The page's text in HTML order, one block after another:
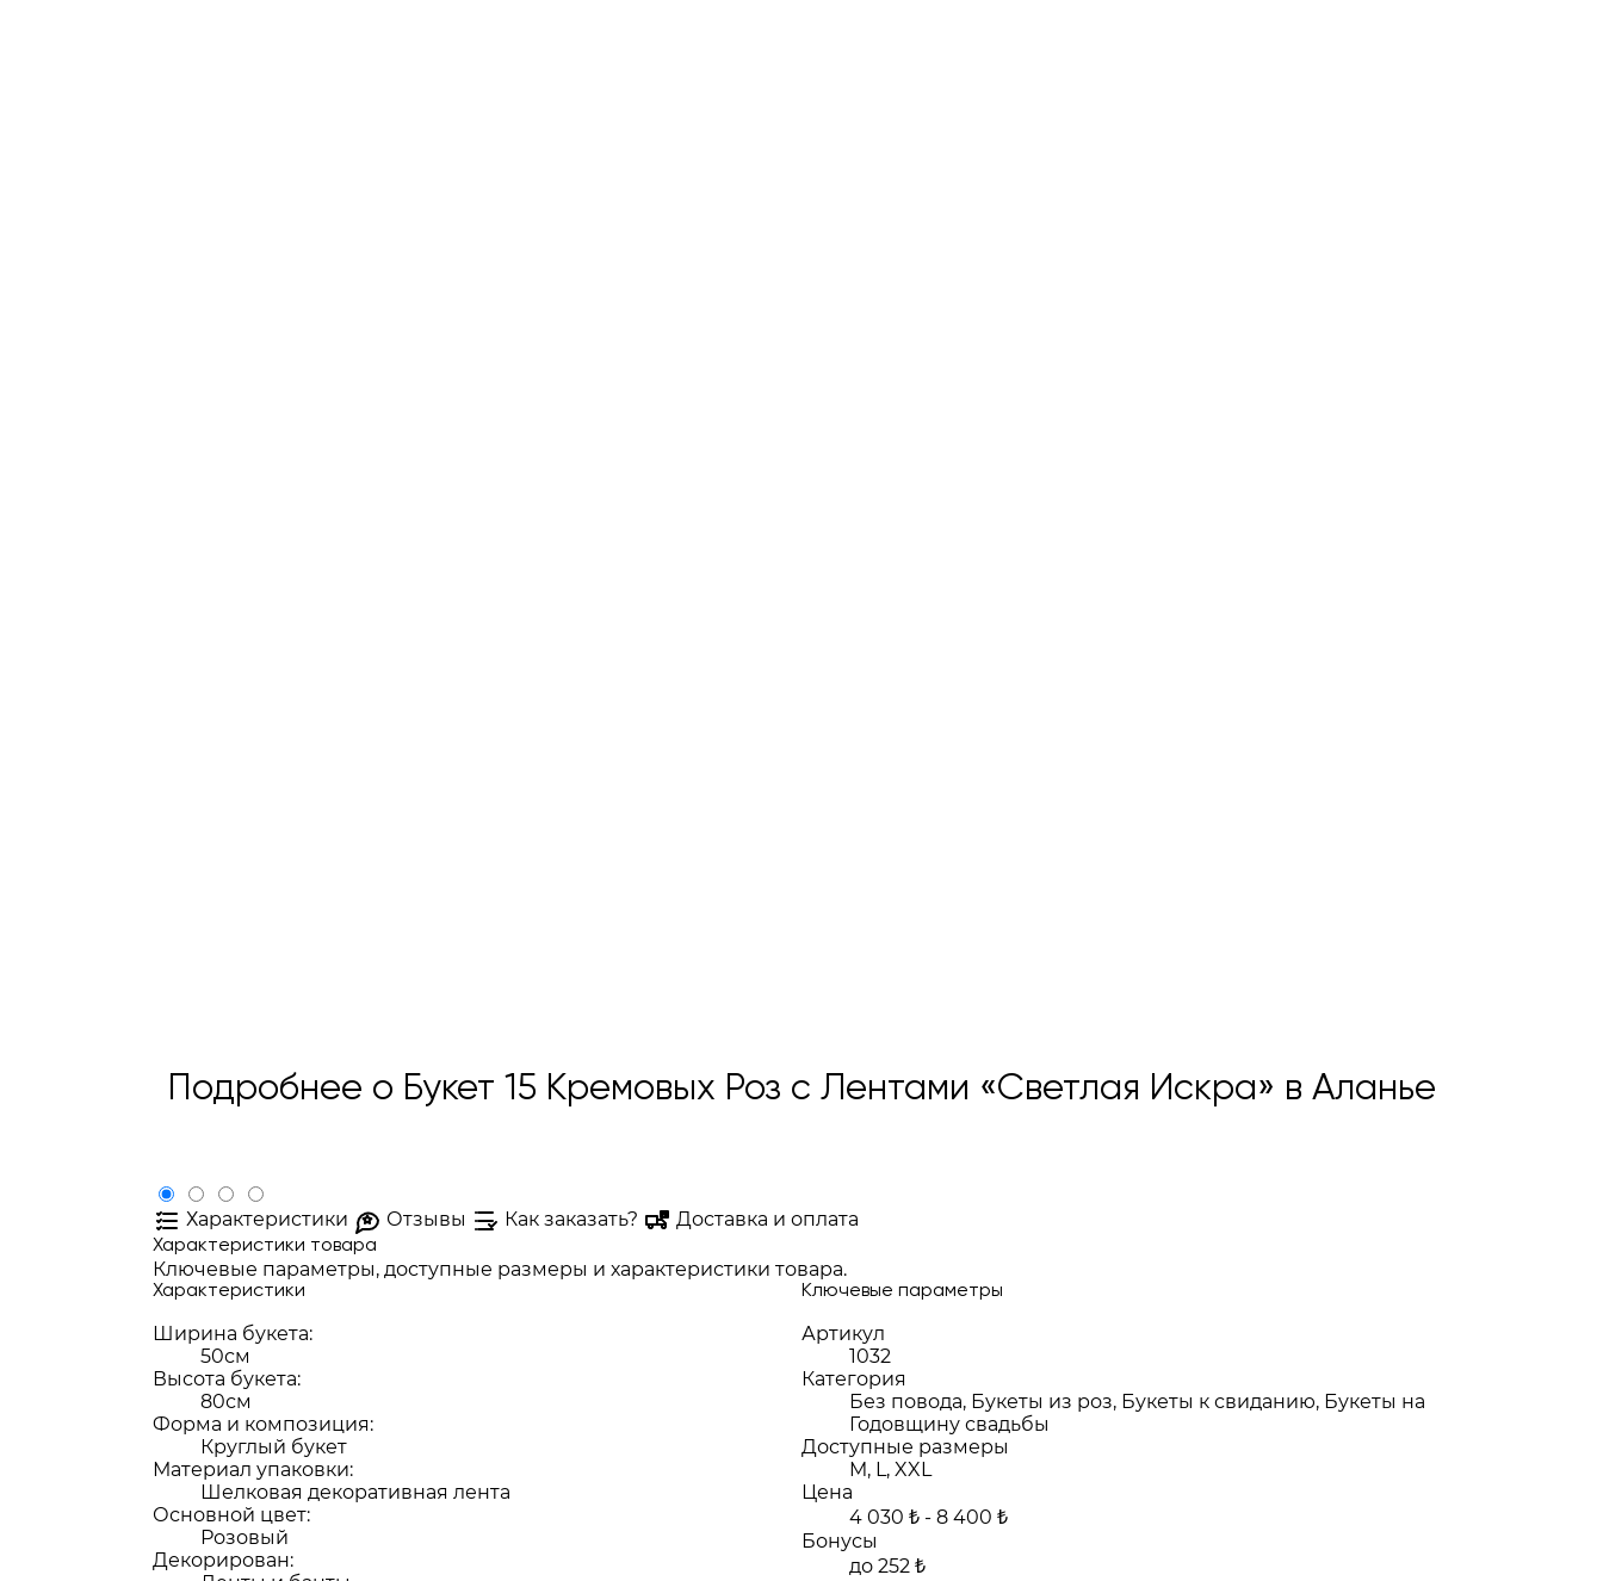
Подробнее о Букет 15 Кремовых Роз с Лентами «Светлая Искра» в Аланье
Характеристики Отзывы Как заказать? Доставка и оплата
Характеристики товара
Ключевые параметры, доступные размеры и характеристики товара.
Характеристики
Ширина букета:
50см
Высота букета:
80см
Форма и композиция:
Круглый букет
Материал упаковки:
Шелковая декоративная лента
Основной цвет:
Розовый
Декорирован:
Ключевые параметры
Артикул
1032
Категория
Без повода, Букеты из роз, Букеты к свиданию, Букеты на
Годовщину свадьбы
Доступные размеры
M, L, XXL
Цена
4 030 ₺ - 8 400 ₺
Бонусы
до 252 ₺